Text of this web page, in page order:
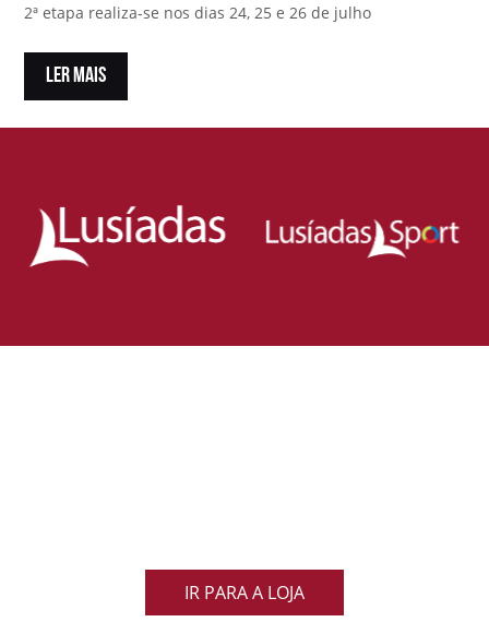
2ª etapa realiza-se nos dias 24, 25 e 26 de julho
LER MAIS
IR PARA A LOJA